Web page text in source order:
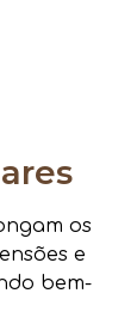
os
e
bem-